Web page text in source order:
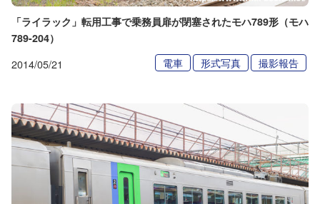
「ライラック」転用工事で乗務員扉が閉塞されたモハ789形（モハ
789-204）
2014/05/21 電車 形式写真 撮影報告